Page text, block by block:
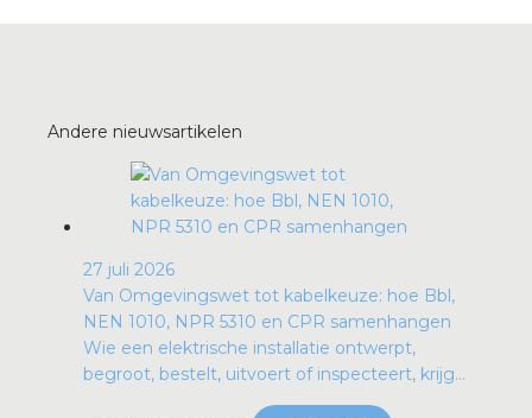
Andere nieuwsartikelen
27 juli 2026
Van Omgevingswet tot kabelkeuze: hoe Bbl,
NEN 1010, NPR 5310 en CPR samenhangen
Wie een elektrische installatie ontwerpt,
begroot, bestelt, uitvoert of inspecteert, krijg...